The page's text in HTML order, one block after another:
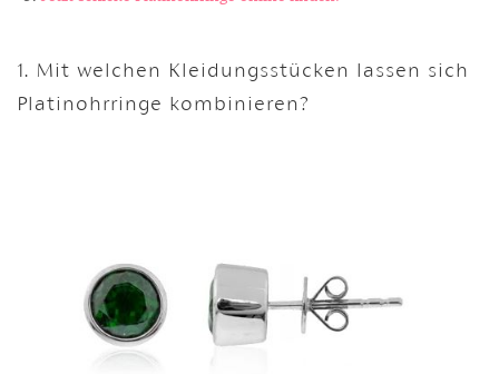
1. Mit welchen Kleidungsstücken lassen sich
Platinohrringe kombinieren?